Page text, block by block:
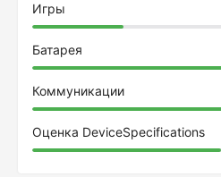
Игры
Батарея
Коммуникации
Оценка DeviceSpecifications